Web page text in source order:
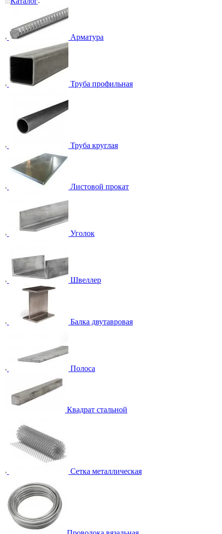
Арматура
Труба профильная
Труба круглая
Листовой прокат
Уголок
Швеллер
Балка двутавровая
Полоса
Квадрат стальной
Сетка металлическая